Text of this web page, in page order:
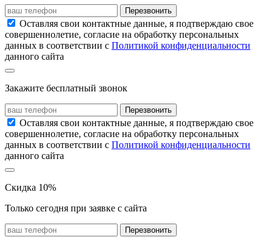
Перезвонить
Оставляя свои контактные данные, я подтверждаю свое
совершеннолетие, согласие на обработку персональных
данных в соответствии с Политикой конфиденциальности
данного сайта
Закажите бесплатный звонок
Перезвонить
Оставляя свои контактные данные, я подтверждаю свое
совершеннолетие, согласие на обработку персональных
данных в соответствии с Политикой конфиденциальности
данного сайта
Скидка 10%
Только сегодня при заявке с сайта
Перезвонить